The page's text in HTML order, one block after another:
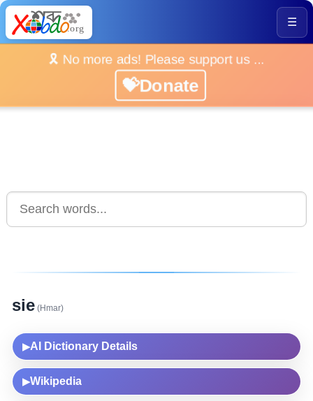
☰
🎗️ No more ads! Please support us ...
💝Donate
sie (Hmar)
▶AI Dictionary Details
▶Wikipedia